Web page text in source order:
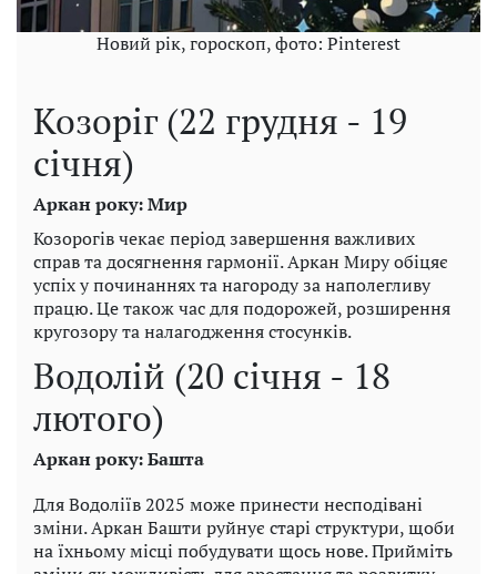
Новий рік, гороскоп, фото: Pinterest
Козоріг (22 грудня - 19
січня)
Аркан року: Мир
Козорогів чекає період завершення важливих
справ та досягнення гармонії. Аркан Миру обіцяє
успіх у починаннях та нагороду за наполегливу
працю. Це також час для подорожей, розширення
кругозору та налагодження стосунків.
Водолій (20 січня - 18
лютого)
Аркан року: Башта
Для Водоліїв 2025 може принести несподівані
зміни. Аркан Башти руйнує старі структури, щоби
на їхньому місці побудувати щось нове. Прийміть